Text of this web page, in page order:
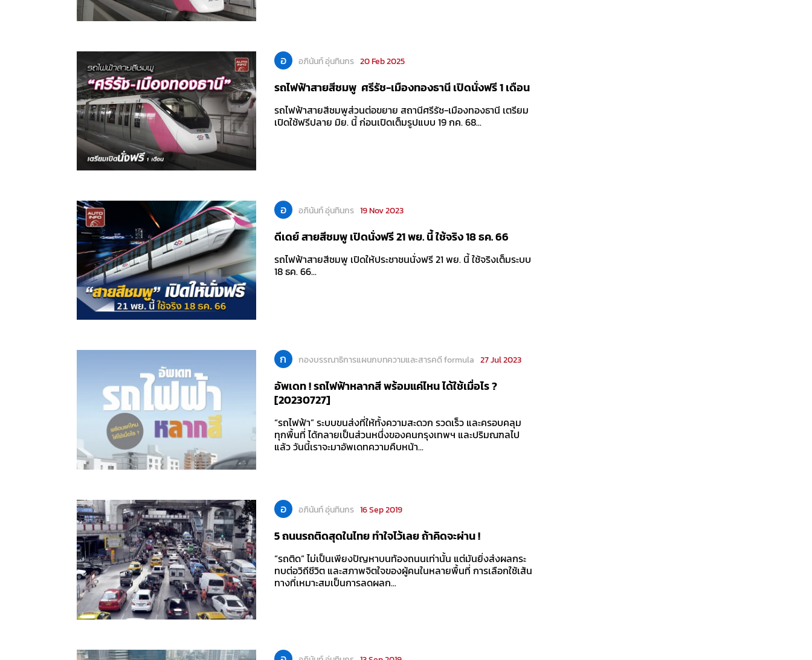
อ อภินันท์ อุ่นทินกร 20 Feb 2025
รถไฟฟ้าสายสีชมพู ศรีรัช-เมืองทองธานี เปิดนั่งฟรี 1 เดือน
รถไฟฟ้าสายสีชมพูส่วนต่อขยาย สถานีศรีรัช-เมืองทองธานี เตรียม
เปิดใช้ฟรีปลาย มิย. นี้ ก่อนเปิดเต็มรูปแบบ 19 กค. 68...
อ อภินันท์ อุ่นทินกร 19 Nov 2023
ดีเดย์ สายสีชมพู เปิดนั่งฟรี 21 พย. นี้ ใช้จริง 18 ธค. 66
รถไฟฟ้าสายสีชมพู เปิดให้ประชาชนนั่งฟรี 21 พย. นี้ ใช้จริงเต็มระบบ
18 ธค. 66...
ก กองบรรณาธิการแผนกบทความและสารคดี formula 27 Jul 2023
อัพเดท ! รถไฟฟ้าหลากสี พร้อมแค่ไหน ได้ใช้เมื่อไร ?
[20230727]
“รถไฟฟ้า” ระบบขนส่งที่ให้ทั้งความสะดวก รวดเร็ว และครอบคลุม
ทุกพื้นที่ ได้กลายเป็นส่วนหนึ่งของคนกรุงเทพฯ และปริมณฑลไป
แล้ว วันนี้เราจะมาอัพเดทความคืบหน้า...
อ อภินันท์ อุ่นทินกร 16 Sep 2019
5 ถนนรถติดสุดในไทย ทำใจไว้เลย ถ้าคิดจะผ่าน !
“รถติด” ไม่เป็นเพียงปัญหาบนท้องถนนเท่านั้น แต่มันยิ่งส่งผลกระ
ทบต่อวิถีชีวิต และสภาพจิตใจของผู้คนในหลายพื้นที่ การเลือกใช้เส้น
ทางที่เหมาะสมเป็นการลดผลก...